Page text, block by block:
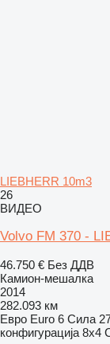
LIEBHERR 10m3
26
ВИДЕО
Volvo FM 370 -
46.750 € Без ДДВ
Камион-мешалка
2014
282.093 км
Евро Euro 6 Сила
конфигурација 8x4